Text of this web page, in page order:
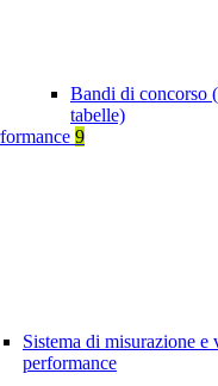
Bandi di concorso
tabelle)
9
Sistema di misurazione e
performance